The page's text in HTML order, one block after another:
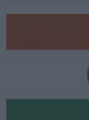
αεροπορικού
συντήρησης" με